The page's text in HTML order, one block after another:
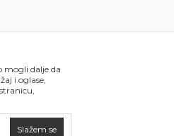
mogli dalje da
i oglase,
Slažem se